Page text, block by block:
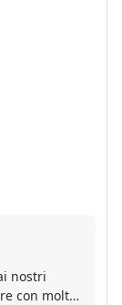
nostri
con molta